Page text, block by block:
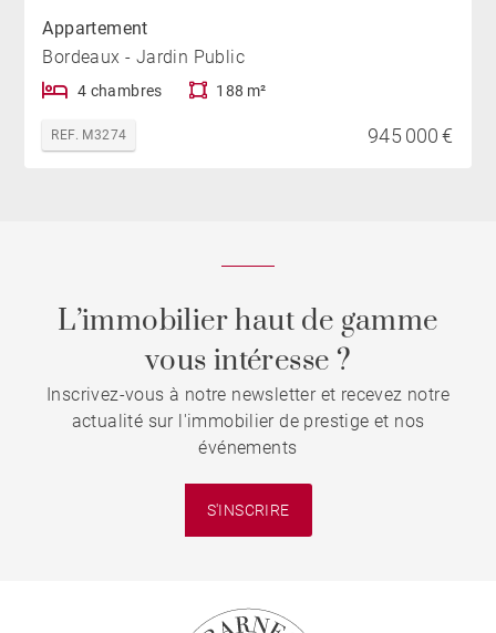
Appartement
Bordeaux - Jardin Public
4 chambres 188 m²
REF. M3274 945 000 €
L’immobilier haut de gamme
vous intéresse ?
Inscrivez-vous à notre newsletter et recevez notre
actualité sur l'immobilier de prestige et nos
événements
S'INSCRIRE